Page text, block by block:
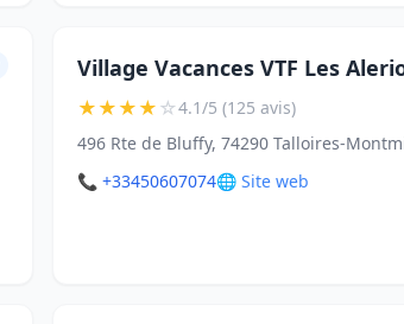
Village Vacances VTF Les
★★★★☆4.1/5 (125 avis)
496 Rte de Bluffy, 74290 Talloires-
📞 +33450607074🌐 Site web